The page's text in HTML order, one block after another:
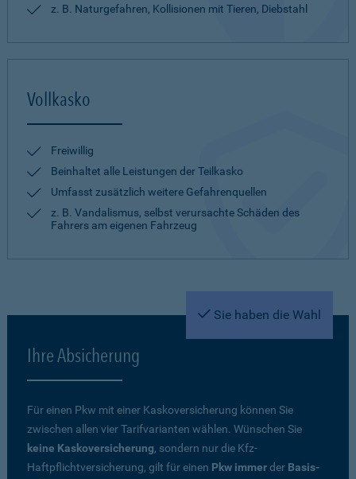
z. B. Naturgefahren, Kollisionen mit Tieren, Diebstahl
Vollkasko
Freiwillig
Beinhaltet alle Leistungen der Teilkasko
Umfasst zusätzlich weitere Gefahrenquellen
z. B. Vandalismus, selbst verursachte Schäden des
Fahrers am eigenen Fahrzeug
Sie haben die Wahl
Ihre Absicherung
Für einen Pkw mit einer Kaskoversicherung können Sie
zwischen allen vier Tarifvarianten wählen. Wünschen Sie
keine Kaskoversicherung, sondern nur die Kfz-
Haftpflichtversicherung, gilt für einen Pkw immerder Basis-